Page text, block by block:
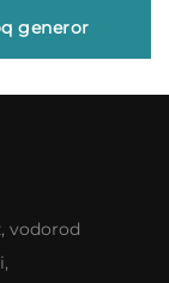
generor
vodorod